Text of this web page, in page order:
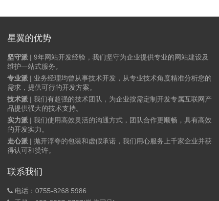
星翼的优势
坚守派 | 9年网站开发经验，我们坚守为企业提供专业的网站建设及
维护一站式服务。
专业派 | 业务经理均曾从事技术开发，从专业技术角度精准分析您的
需求，提供可行的开发方案。
技术派 | 我们有超强的技术团队，为企业按需定制开发专属互联网产
品提供强大的技术支持。
实力派 | 我们使用高效灵活的沟通方式，团队合作更顺畅，具有高效
的开发实力。
走心派 | 抛开浮夸的包装和虚假承诺，我们用心服务上千家企业并获
得认可和赞许。
联系我们
电话：0755-8268 5986